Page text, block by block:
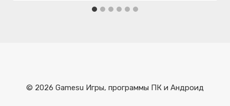
© 2026 Gamesu Игры, программы ПК и Андроид